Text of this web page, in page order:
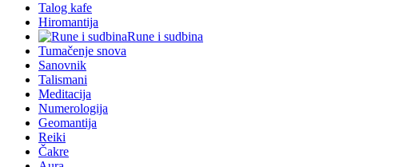
Talog kafe
Hiromantija
Rune i sudbina
Tumačenje snova
Sanovnik
Talismani
Meditacija
Numerologija
Geomantija
Reiki
Čakre